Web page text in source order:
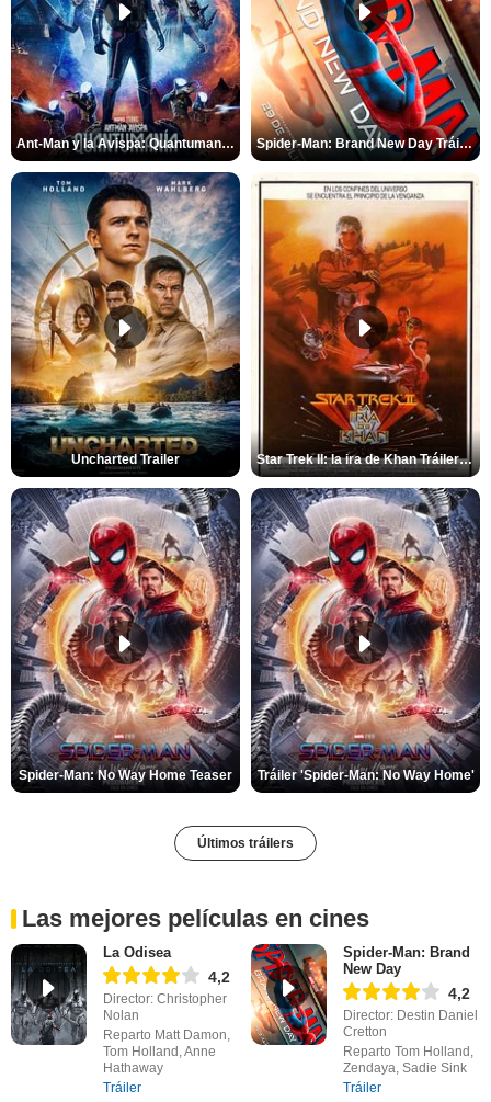
Ant-Man y la Avispa: Quantumanía Tráiler (2) Spider-Man: Brand New Day Tráiler (3)
Uncharted Trailer Star Trek II: la ira de Khan Tráiler VO
Spider-Man: No Way Home Teaser Tráiler 'Spider-Man: No Way Home'
Últimos tráilers
Las mejores películas en cines
La Odisea
4,2
Director: Christopher
Nolan
Reparto Matt Damon,
Tom Holland, Anne
Hathaway
Tráiler
Spider-Man: Brand
New Day
4,2
Director: Destin Daniel
Cretton
Reparto Tom Holland,
Zendaya, Sadie Sink
Tráiler